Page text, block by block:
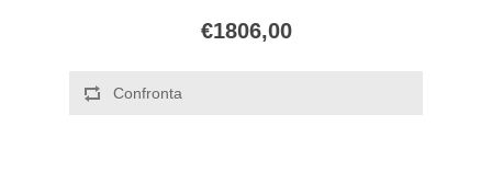
€1806,00